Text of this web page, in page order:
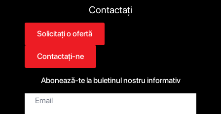
Contactați
Solicitați o ofertă
Contactați-ne
Abonează-te la buletinul nostru informativ
Email*